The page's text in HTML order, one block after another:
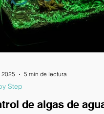
de algas de
Step
2025 5 min de lectura